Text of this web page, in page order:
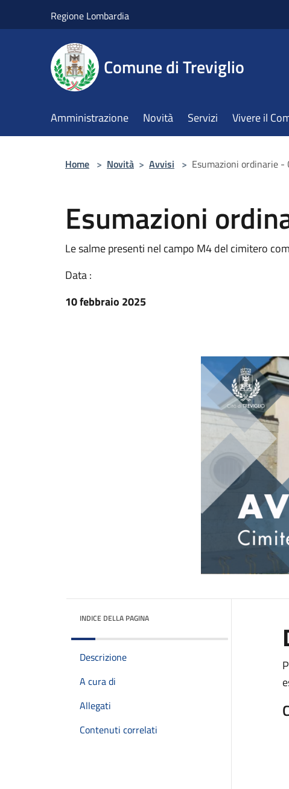
Regione Lombardia
Comune di Treviglio
Amministrazione Novità Servizi Vivere il
Home > Novità > Avvisi > Esumazioni ordinarie -
Esumazioni
Le salme presenti nel campo M4 del cimitero
Data :
10 febbraio 2025
INDICE DELLA PAGINA
Descrizione
A cura di
Allegati
Contenuti correlati